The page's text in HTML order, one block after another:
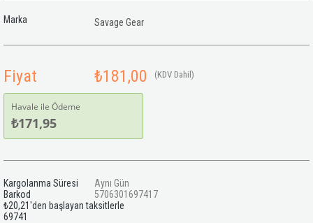
Marka Savage Gear
Fiyat ₺181,00 (KDV Dahil)
Havale ile Ödeme
₺171,95
Kargolanma Süresi
Aynı Gün
Barkod
5706301697417
₺20,21'den başlayan taksitlerle
69741